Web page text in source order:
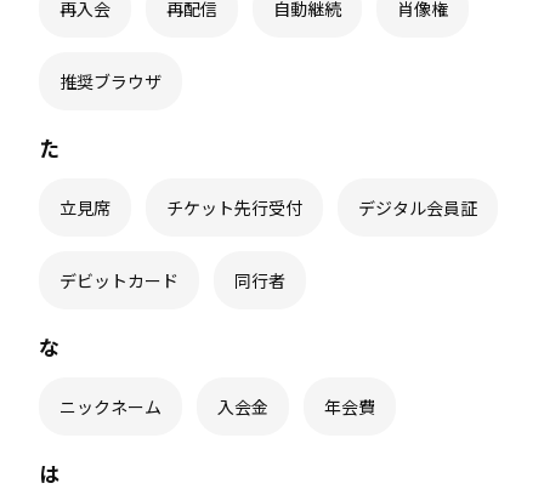
再入会 再配信 自動継続 肖像権
推奨ブラウザ
た
立見席 チケット先行受付 デジタル会員証
デビットカード 同行者
な
ニックネーム 入会金 年会費
は